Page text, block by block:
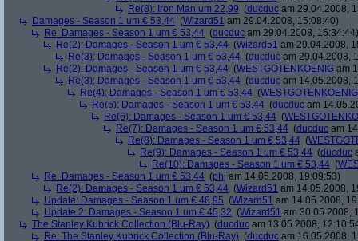
Re(8): Iron Man um 22,99 (ducduc am 29.04.2008,
Damages - Season 1 um € 53,44 (Wizard51 am 29.04.2008, 15:08:40)
Re: Damages - Season 1 um € 53,44 (ducduc am 29.04.2008, 15:34:44)
Re(2): Damages - Season 1 um € 53,44 (Wizard51 am 29.04.2008,
Re(3): Damages - Season 1 um € 53,44 (ducduc am 29.04.2008,
Re(2): Damages - Season 1 um € 53,44 (WESTGOTENKOENIG am
Re(3): Damages - Season 1 um € 53,44 (ducduc am 14.05.2008,
Re(4): Damages - Season 1 um € 53,44 (WESTGOTENKOENIG
Re(5): Damages - Season 1 um € 53,44 (ducduc am
Re(6): Damages - Season 1 um € 53,44 (
Re(7): Damages - Season 1 um € 53,44 (ducduc am
Re(8): Damages - Season 1 um € 53,44 (
Re(9): Damages - Season 1 um € 53,44 (ducduc
Re(10): Damages - Season 1 um € 53,44 (
Re: Damages - Season 1 um € 53,44 (phj am 14.05.2008, 19:09:53)
Re(2): Damages - Season 1 um € 53,44 (Wizard51 am 14.05.2008,
Update: Damages - Season 1 um € 48,95 (Wizard51 am 14.05.2008,
Update 2: Damages - Season 1 um € 45,32 (Wizard51 am 30.05.2008,
The Stanley Kubrick Collection (Blu-Ray) (ducduc am 13.05.2008,
Re: The Stanley Kubrick Collection (Blu-Ray) (ducduc am 16.05.2008,